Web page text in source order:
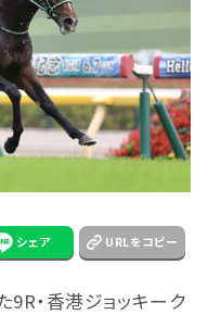
シェア URLをコピー
・香港ジョッキーク